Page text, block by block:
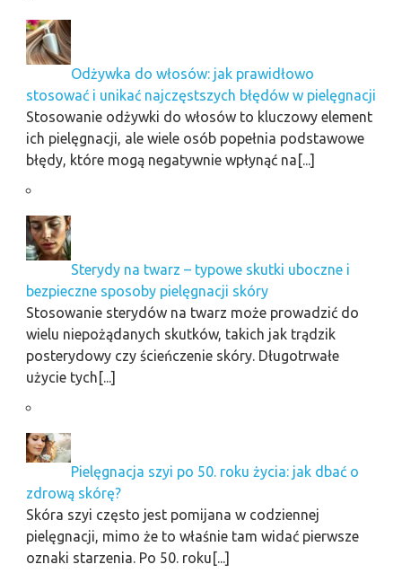
Odżywka do włosów: jak prawidłowo
stosować i unikać najczęstszych błędów w pielęgnacji
Stosowanie odżywki do włosów to kluczowy element
ich pielęgnacji, ale wiele osób popełnia podstawowe
błędy, które mogą negatywnie wpłynąć na[...]
Sterydy na twarz – typowe skutki uboczne i
bezpieczne sposoby pielęgnacji skóry
Stosowanie sterydów na twarz może prowadzić do
wielu niepożądanych skutków, takich jak trądzik
posterydowy czy ścieńczenie skóry. Długotrwałe
użycie tych[...]
Pielęgnacja szyi po 50. roku życia: jak dbać o
zdrową skórę?
Skóra szyi często jest pomijana w codziennej
pielęgnacji, mimo że to właśnie tam widać pierwsze
oznaki starzenia. Po 50. roku[...]